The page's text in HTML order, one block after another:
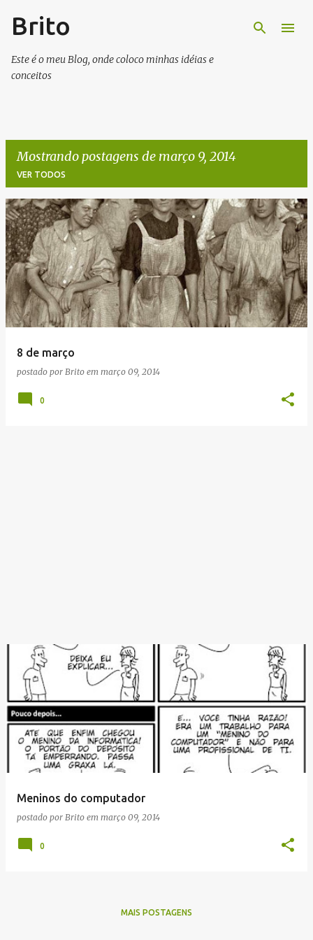
Brito
Este é o meu Blog, onde coloco minhas idéias e
conceitos
Mostrando postagens de março 9, 2014
VER TODOS
P
o
s
t
a
g
8 de março
postado por Brito em março 09, 2014
0
Meninos do computador
postado por Brito em março 09, 2014
0
MAIS POSTAGENS